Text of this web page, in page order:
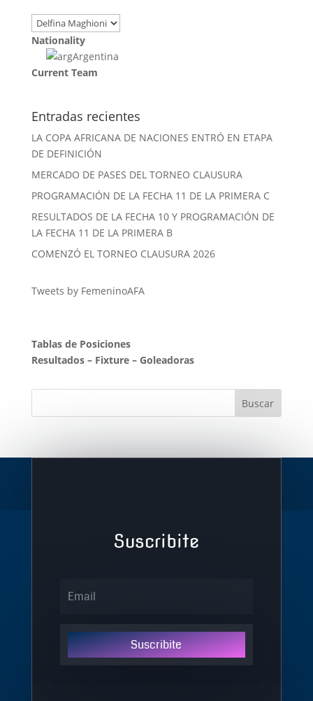
Nationality
Argentina
Current Team
Entradas recientes
LA COPA AFRICANA DE NACIONES ENTRÓ EN ETAPA
DE DEFINICIÓN
MERCADO DE PASES DEL TORNEO CLAUSURA
PROGRAMACIÓN DE LA FECHA 11 DE LA PRIMERA C
RESULTADOS DE LA FECHA 10 Y PROGRAMACIÓN DE
LA FECHA 11 DE LA PRIMERA B
COMENZÓ EL TORNEO CLAUSURA 2026
Tweets by FemeninoAFA
Tablas de Posiciones
Resultados– Fixture– Goleadoras
Suscribite
Suscribite